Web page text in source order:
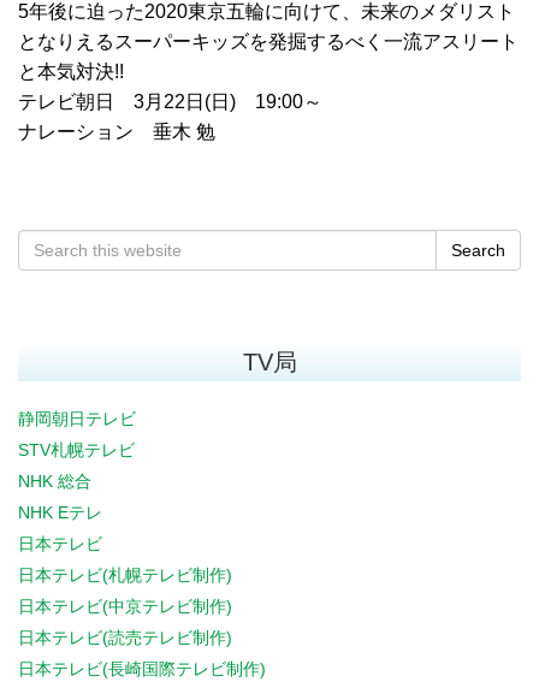
5年後に迫った2020東京五輪に向けて、未来のメダリスト
となりえるスーパーキッズを発掘するべく一流アスリート
と本気対決!!
テレビ朝日 3月22日(日) 19:00～
ナレーション 垂木 勉
Search
TV局
静岡朝日テレビ
STV札幌テレビ
NHK 総合
NHK Eテレ
日本テレビ
日本テレビ(札幌テレビ制作)
日本テレビ(中京テレビ制作)
日本テレビ(読売テレビ制作)
日本テレビ(長崎国際テレビ制作)